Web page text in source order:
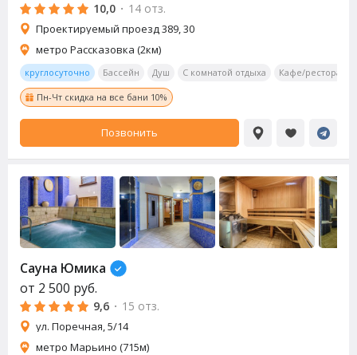
10,0 · 14 отз.
Проектируемый проезд 389, 30
метро Рассказовка (2км)
круглосуточно Бассейн Душ С комнатой отдыха Кафе/ресторан
Пн-Чт скидка на все бани 10%
Позвонить
Сауна Юмика
от 2 500 руб.
9,6 · 15 отз.
ул. Поречная, 5/14
метро Марьино (715м)